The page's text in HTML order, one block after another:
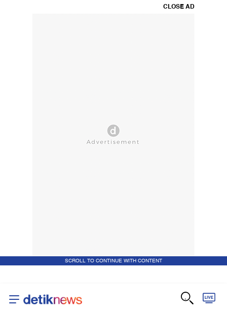
CLOSE AD
SCROLL TO CONTINUE WITH CONTENT